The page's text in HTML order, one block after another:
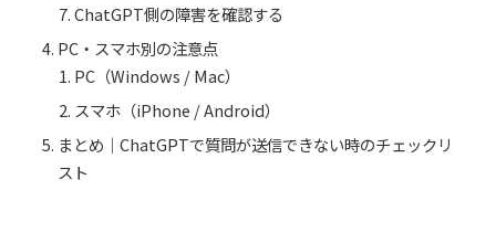
ChatGPT側の障害を確認する
PC・スマホ別の注意点
PC（Windows / Mac）
スマホ（iPhone / Android）
まとめ｜ChatGPTで質問が送信できない時のチェックリ
スト